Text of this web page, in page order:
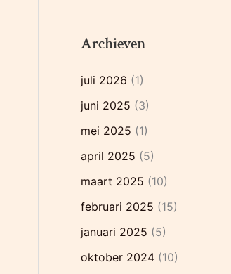
Archieven
juli 2026 (1)
juni 2025 (3)
mei 2025 (1)
april 2025 (5)
maart 2025 (10)
februari 2025 (15)
januari 2025 (5)
oktober 2024 (10)